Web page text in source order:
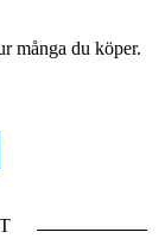
många du köper.